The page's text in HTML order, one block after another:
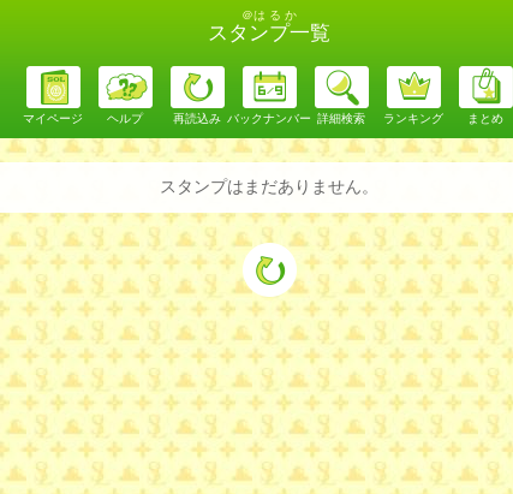
＠は る か
スタンプ一覧
マイページ ヘルプ 再読込み バックナンバー 詳細検索 ランキング まとめ
スタンプはまだありません。